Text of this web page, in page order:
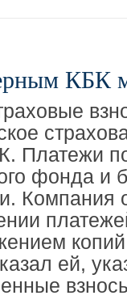
КБК
Платежи
фонда и
Компания
ей,